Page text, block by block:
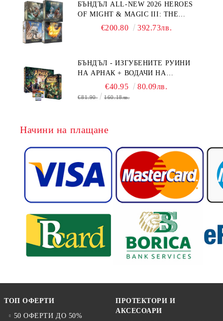
БЪНДЪЛ ALL-NEW 2026 HEROES
OF MIGHT & MAGIC III: THE
BOARD GAME EXPANSIONS -
€200.80 392.73лв.
БЪНДЪЛ - ИЗГУБЕНИТЕ РУИНИ
НА АРНАК + ВОДАЧИ НА
ЕКСПЕДИЦИИ + ПРОМО КАРТИ
БЕЗПЛАТНО
€40.95 80.09лв.
€81.90 160.18лв.
Начини на плащане
ТОП ОФЕРТИ
50 ОФЕРТИ ДО 50%
ПРОТЕКТОРИ И
АКСЕСОАРИ